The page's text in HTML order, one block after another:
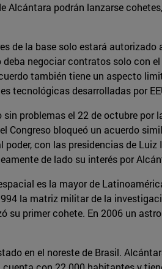
Alcántara podrán lanzarse
la base solo estará autorizado
negociar contratos solo con
también tiene un aspecto
tecnológicas desarrolladas por
problemas el 22 de octubre por
bloqueó un acuerdo
con las presidencias de
de lado su interés por
es la mayor de
la matriz militar de la
su primer cohete. En 2006 un
en el noreste de Brasil.